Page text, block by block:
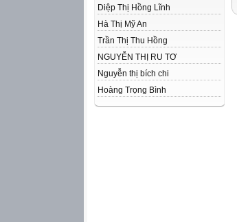
Diệp Thị Hồng Lĩnh
Hà Thị Mỹ An
Trần Thị Thu Hồng
NGUYỄN THỊ RU TƠ
Nguyễn thị bích chi
Hoàng Trọng Bình